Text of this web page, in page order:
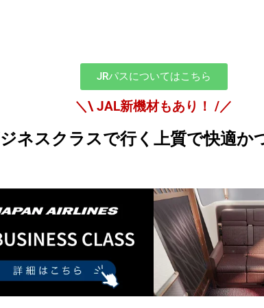
JRパスについてはこちら
＼\ JAL新機材もあり！ /／
ネスクラスで行く上質で快適か